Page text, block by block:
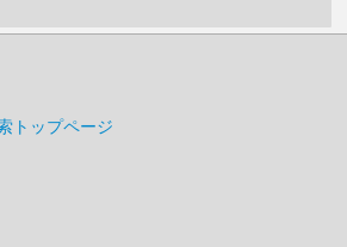
トップページ